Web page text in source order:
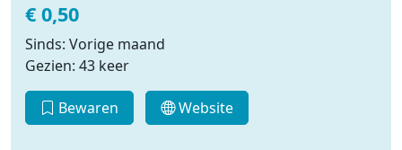
€ 0,50
Sinds: Vorige maand
Gezien: 43 keer
Bewaren Website